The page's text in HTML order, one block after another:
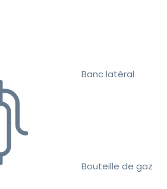
Banc latéral
Bouteille de gaz